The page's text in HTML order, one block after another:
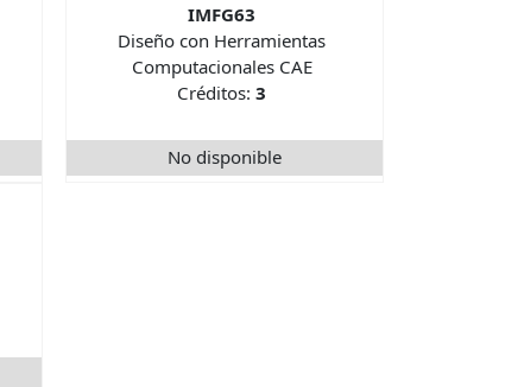
IMFG63
Diseño con Herramientas
Computacionales CAE
Créditos:3
No disponible